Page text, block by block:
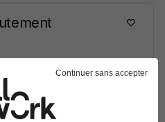
Indépendant
Télétravail complet
Continuer sans accepter